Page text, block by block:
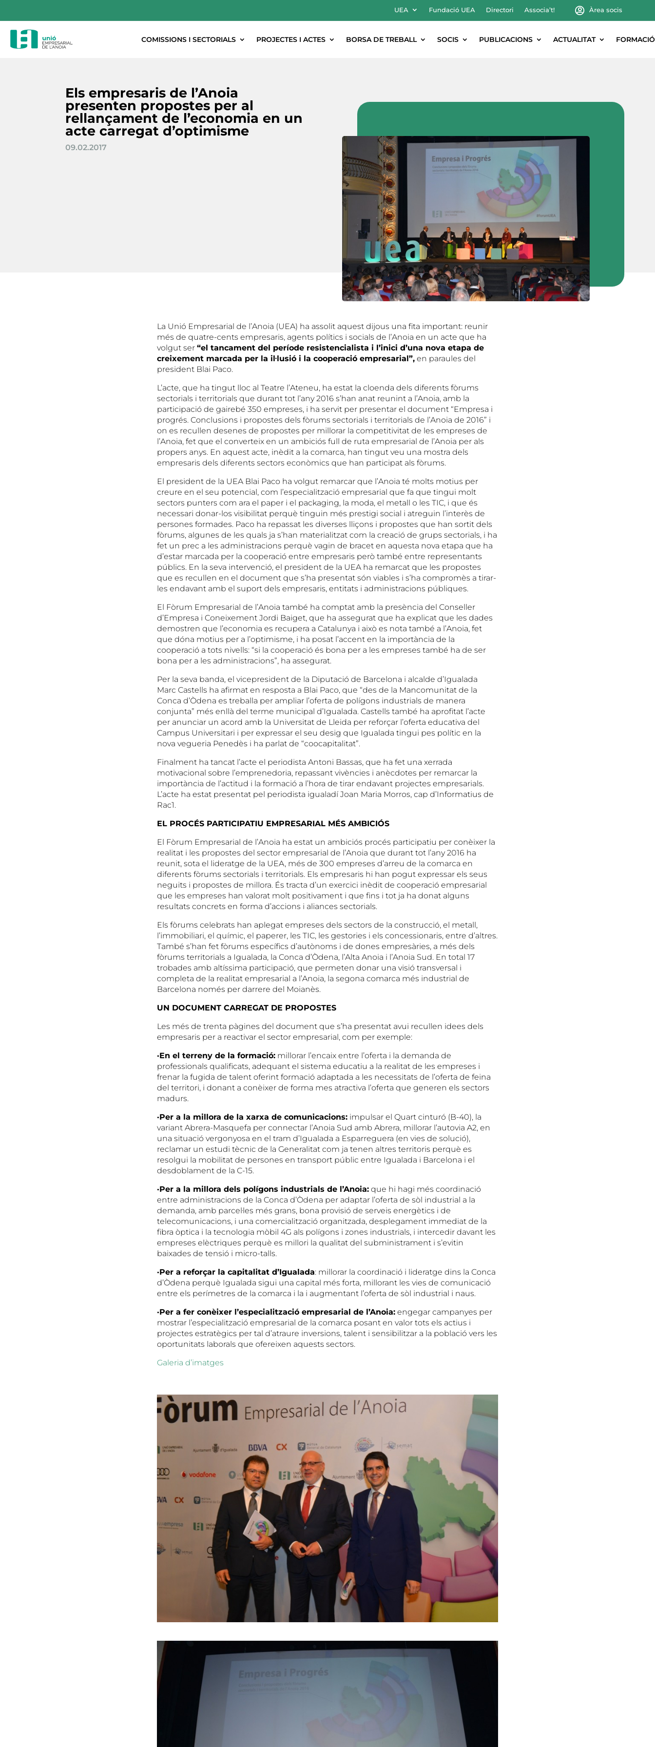
UEA Fundació UEA Directori Associa’t! Àrea socis
COMISSIONS I SECTORIALS PROJECTES I ACTES BORSA DE TREBALL SOCIS PUBLICACIONS ACTUALITAT FORMACIÓ
Els empresaris de l’Anoia
presenten propostes per al
rellançament de l’economia en un
acte carregat d’optimisme
09.02.2017
La Unió Empresarial de l’Anoia (UEA) ha assolit aquest dijous una fita important: reunir
més de quatre-cents empresaris, agents polítics i socials de l’Anoia en un acte que ha
volgut ser “el tancament del període resistencialista i l’inici d’una nova etapa de
creixement marcada per la il·lusió i la cooperació empresarial”, en paraules del
president Blai Paco.
L’acte, que ha tingut lloc al Teatre l’Ateneu, ha estat la cloenda dels diferents fòrums
sectorials i territorials que durant tot l’any 2016 s’han anat reunint a l’Anoia, amb la
participació de gairebé 350 empreses, i ha servit per presentar el document “Empresa i
progrés. Conclusions i propostes dels fòrums sectorials i territorials de l’Anoia de 2016” i
on es recullen desenes de propostes per millorar la competitivitat de les empreses de
l’Anoia, fet que el converteix en un ambiciós full de ruta empresarial de l’Anoia per als
propers anys. En aquest acte, inèdit a la comarca, han tingut veu una mostra dels
empresaris dels diferents sectors econòmics que han participat als fòrums.
El president de la UEA Blai Paco ha volgut remarcar que l’Anoia té molts motius per
creure en el seu potencial, com l’especialització empresarial que fa que tingui molt
sectors punters com ara el paper i el packaging, la moda, el metall o les TIC, i que és
necessari donar-los visibilitat perquè tinguin més prestigi social i atreguin l’interès de
persones formades. Paco ha repassat les diverses lliçons i propostes que han sortit dels
fòrums, algunes de les quals ja s’han materialitzat com la creació de grups sectorials, i ha
fet un prec a les administracions perquè vagin de bracet en aquesta nova etapa que ha
d’estar marcada per la cooperació entre empresaris però també entre representants
públics. En la seva intervenció, el president de la UEA ha remarcat que les propostes
que es recullen en el document que s’ha presentat són viables i s’ha compromès a tirar-
les endavant amb el suport dels empresaris, entitats i administracions públiques.
El Fòrum Empresarial de l’Anoia també ha comptat amb la presència del Conseller
d’Empresa i Coneixement Jordi Baiget, que ha assegurat que ha explicat que les dades
demostren que l’economia es recupera a Catalunya i això es nota també a l’Anoia, fet
que dóna motius per a l’optimisme, i ha posat l’accent en la importància de la
cooperació a tots nivells: “si la cooperació és bona per a les empreses també ha de ser
bona per a les administracions”, ha assegurat.
Per la seva banda, el vicepresident de la Diputació de Barcelona i alcalde d’Igualada
Marc Castells ha afirmat en resposta a Blai Paco, que “des de la Mancomunitat de la
Conca d’Òdena es treballa per ampliar l’oferta de polígons industrials de manera
conjunta” més enllà del terme municipal d’Igualada. Castells també ha aprofitat l’acte
per anunciar un acord amb la Universitat de Lleida per reforçar l’oferta educativa del
Campus Universitari i per expressar el seu desig que Igualada tingui pes polític en la
nova vegueria Penedès i ha parlat de “coocapitalitat”.
Finalment ha tancat l’acte el periodista Antoni Bassas, que ha fet una xerrada
motivacional sobre l’emprenedoria, repassant vivències i anècdotes per remarcar la
importància de l’actitud i la formació a l’hora de tirar endavant projectes empresarials.
L’acte ha estat presentat pel periodista igualadí Joan Maria Morros, cap d’Informatius de
Rac1.
EL PROCÉS PARTICIPATIU EMPRESARIAL MÉS AMBICIÓS
El Fòrum Empresarial de l’Anoia ha estat un ambiciós procés participatiu per conèixer la
realitat i les propostes del sector empresarial de l’Anoia que durant tot l’any 2016 ha
reunit, sota el lideratge de la UEA, més de 300 empreses d’arreu de la comarca en
diferents fòrums sectorials i territorials. Els empresaris hi han pogut expressar els seus
neguits i propostes de millora. És tracta d’un exercici inèdit de cooperació empresarial
que les empreses han valorat molt positivament i que fins i tot ja ha donat alguns
resultats concrets en forma d’accions i aliances sectorials.
Els fòrums celebrats han aplegat empreses dels sectors de la construcció, el metall,
l’immobiliari, el químic, el paperer, les TIC, les gestories i els concessionaris, entre d’altres.
També s’han fet fòrums específics d’autònoms i de dones empresàries, a més dels
fòrums territorials a Igualada, la Conca d’Òdena, l’Alta Anoia i l’Anoia Sud. En total 17
trobades amb altíssima participació, que permeten donar una visió transversal i
completa de la realitat empresarial a l’Anoia, la segona comarca més industrial de
Barcelona només per darrere del Moianès.
UN DOCUMENT CARREGAT DE PROPOSTES
Les més de trenta pàgines del document que s’ha presentat avui recullen idees dels
empresaris per a reactivar el sector empresarial, com per exemple:
·En el terreny de la formació: millorar l’encaix entre l’oferta i la demanda de
professionals qualificats, adequant el sistema educatiu a la realitat de les empreses i
frenar la fugida de talent oferint formació adaptada a les necessitats de l’oferta de feina
del territori, i donant a conèixer de forma mes atractiva l’oferta que generen els sectors
madurs.
·Per a la millora de la xarxa de comunicacions: impulsar el Quart cinturó (B-40), la
variant Abrera-Masquefa per connectar l’Anoia Sud amb Abrera, millorar l’autovia A2, en
una situació vergonyosa en el tram d’Igualada a Esparreguera (en vies de solució),
reclamar un estudi tècnic de la Generalitat com ja tenen altres territoris perquè es
resolgui la mobilitat de persones en transport públic entre Igualada i Barcelona i el
desdoblament de la C-15.
·Per a la millora dels polígons industrials de l’Anoia: que hi hagi més coordinació
entre administracions de la Conca d’Òdena per adaptar l’oferta de sòl industrial a la
demanda, amb parcel·les més grans, bona provisió de serveis energètics i de
telecomunicacions, i una comercialització organitzada, desplegament immediat de la
fibra òptica i la tecnologia mòbil 4G als polígons i zones industrials, i intercedir davant les
empreses elèctriques perquè es millori la qualitat del subministrament i s’evitin
baixades de tensió i micro-talls.
·Per a reforçar la capitalitat d’Igualada: millorar la coordinació i lideratge dins la Conca
d’Òdena perquè Igualada sigui una capital més forta, millorant les vies de comunicació
entre els perímetres de la comarca i la i augmentant l’oferta de sòl industrial i naus.
·Per a fer conèixer l’especialització empresarial de l’Anoia: engegar campanyes per
mostrar l’especialització empresarial de la comarca posant en valor tots els actius i
projectes estratègics per tal d’atraure inversions, talent i sensibilitzar a la població vers les
oportunitats laborals que ofereixen aquests sectors.
Galeria d’imatges